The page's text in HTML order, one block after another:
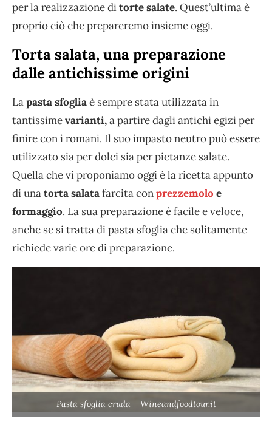
per la realizzazione ditorte salate. Quest’ultima è
proprio ciò che prepareremo insieme oggi.
Torta salata, una preparazione
dalle antichissime origini
Lapasta sfogliaè sempre stata utilizzata in
tantissimevarianti,a partire dagli antichi egizi per
finire con i romani. Il suo impasto neutro può essere
utilizzato sia per dolci sia per pietanze salate.
Quella che vi proponiamo oggi è la ricetta appunto
di unatorta salatafarcita conprezzemolo e
formaggio. La sua preparazione è facile e veloce,
anche se si tratta di pasta sfoglia che solitamente
richiede varie ore di preparazione.
Pasta sfoglia cruda – Wineandfoodtour.it